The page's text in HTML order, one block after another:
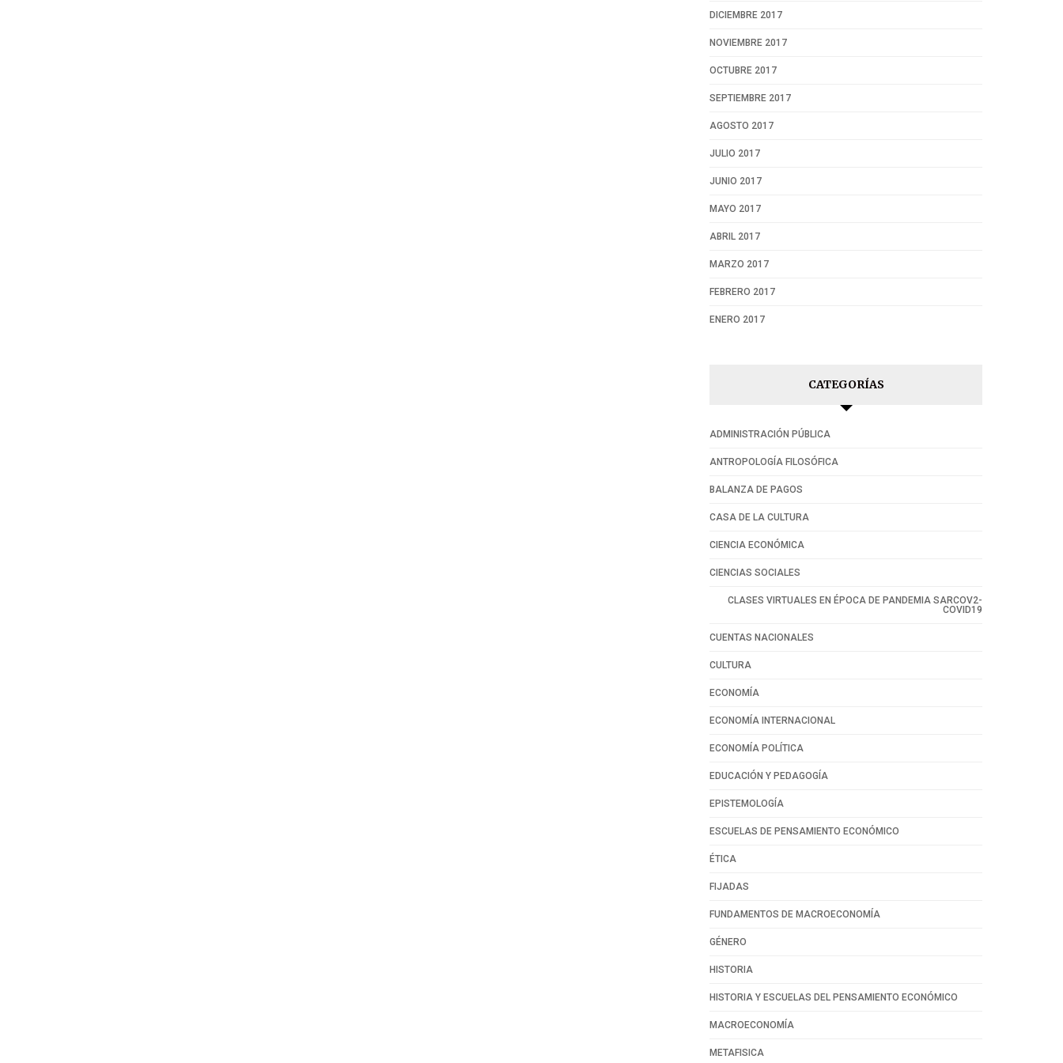
DICIEMBRE 2017
NOVIEMBRE 2017
OCTUBRE 2017
SEPTIEMBRE 2017
AGOSTO 2017
JULIO 2017
JUNIO 2017
MAYO 2017
ABRIL 2017
MARZO 2017
FEBRERO 2017
ENERO 2017
CATEGORÍAS
ADMINISTRACIÓN PÚBLICA
ANTROPOLOGÍA FILOSÓFICA
BALANZA DE PAGOS
CASA DE LA CULTURA
CIENCIA ECONÓMICA
CIENCIAS SOCIALES
CLASES VIRTUALES EN ÉPOCA DE PANDEMIA SARCOV2-
COVID19
CUENTAS NACIONALES
CULTURA
ECONOMÍA
ECONOMÍA INTERNACIONAL
ECONOMÍA POLÍTICA
EDUCACIÓN Y PEDAGOGÍA
EPISTEMOLOGÍA
ESCUELAS DE PENSAMIENTO ECONÓMICO
ÉTICA
FIJADAS
FUNDAMENTOS DE MACROECONOMÍA
GÉNERO
HISTORIA
HISTORIA Y ESCUELAS DEL PENSAMIENTO ECONÓMICO
MACROECONOMÍA
METAFISICA